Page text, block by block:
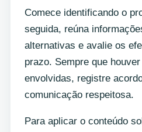
Comece identificando o
seguida, reúna
alternativas e avalie os
prazo. Sempre que
envolvidas, registre
comunicação respeitosa.
Para aplicar o conteúdo